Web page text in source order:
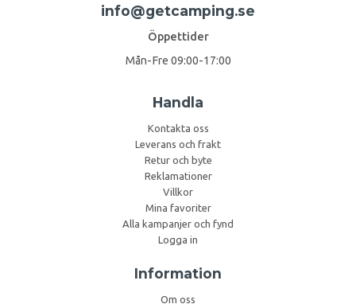
info@getcamping.se
Öppettider
Mån-Fre 09:00-17:00
Handla
Kontakta oss
Leverans och frakt
Retur och byte
Reklamationer
Villkor
Mina favoriter
Alla kampanjer och fynd
Logga in
Information
Om oss